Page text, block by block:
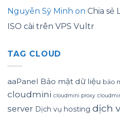
Nguyễn Sỹ Minh on Chia sẻ
ISO cài trên VPS Vultr
TAG CLOUD
aaPanel Bảo mật dữ liệu bảo
cloudmini cloudmini proxy
server Dịch vụ hosting dịch